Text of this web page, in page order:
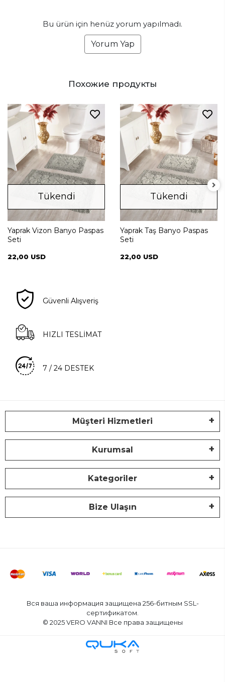
Bu ürün için henüz yorum yapılmadı.
Yorum Yap
Похожие продукты
Tükendi
Yaprak Vizon Banyo Paspas
Seti
22,00 USD
Tükendi
Yaprak Taş Banyo Paspas
Seti
22,00 USD
Güvenli Alışveriş
HIZLI TESLİMAT
7 / 24 DESTEK
Müşteri Hizmetleri
Kurumsal
Kategoriler
Bize Ulaşın
Вся ваша информация защищена 256-битным SSL-
сертификатом.
© 2025 VERO VANNI Все права защищены